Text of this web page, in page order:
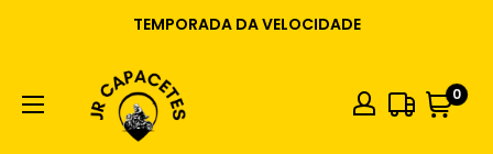
TEMPORADA DA VELOCIDADE
0